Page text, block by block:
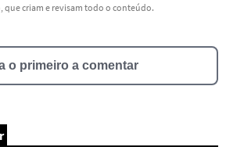
a informação que procuro
que criam e revisam todo o conteúdo.
o primeiro a comentar